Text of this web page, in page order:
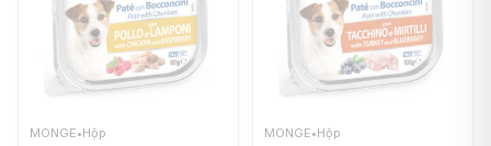
MONGE•Hộp MONGE•Hộp